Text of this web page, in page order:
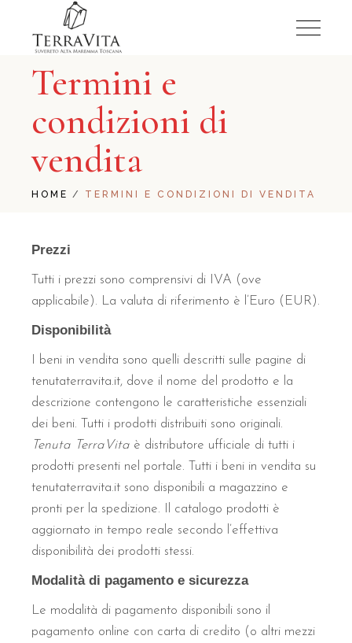
Termini e
condizioni di
vendita
HOME TERMINI E CONDIZIONI DI VENDITA
Prezzi
Tutti i prezzi sono comprensivi di IVA (ove
applicabile). La valuta di riferimento è l’Euro (EUR).
Disponibilità
I beni in vendita sono quelli descritti sulle pagine di
tenutaterravita.it, dove il nome del prodotto e la
descrizione contengono le caratteristiche essenziali
dei beni. Tutti i prodotti distribuiti sono originali.
Tenuta TerraVita è distributore ufficiale di tutti i
prodotti presenti nel portale. Tutti i beni in vendita su
tenutaterravita.it sono disponibili a magazzino e
pronti per la spedizione. Il catalogo prodotti è
aggiornato in tempo reale secondo l’effettiva
disponibilità dei prodotti stessi.
Modalità di pagamento e sicurezza
Le modalità di pagamento disponibili sono il
pagamento online con carta di credito (o altri mezzi